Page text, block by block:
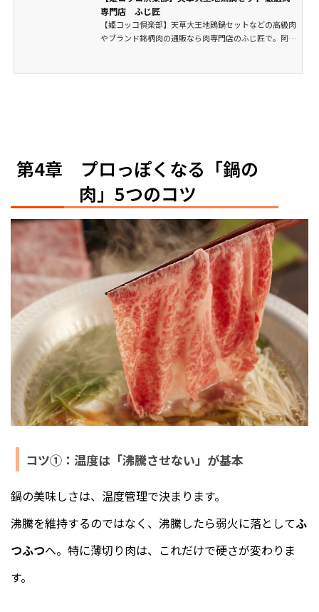
専門店 ふじ匠
【姫コッコ倶楽部】天草大王地鶏鍋セットなどの高級肉
やブランド銘柄肉の通販なら肉専門店のふじ匠で。阿知
第4章 プロっぽくなる「鍋の
肉」5つのコツ
コツ①：温度は「沸騰させない」が基本
鍋の美味しさは、温度管理で決まります。
沸騰を維持するのではなく、沸騰したら弱火に落としてふ
つふつへ。特に薄切り肉は、これだけで硬さが変わりま
す。